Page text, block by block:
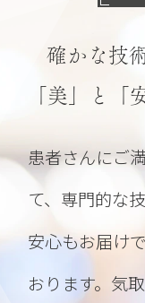
2026.03.17
サーマジェ
格を値下げ
確かな技
「美」と「
患者さんにご
て、専門的な
安心もお届け
おります。 気